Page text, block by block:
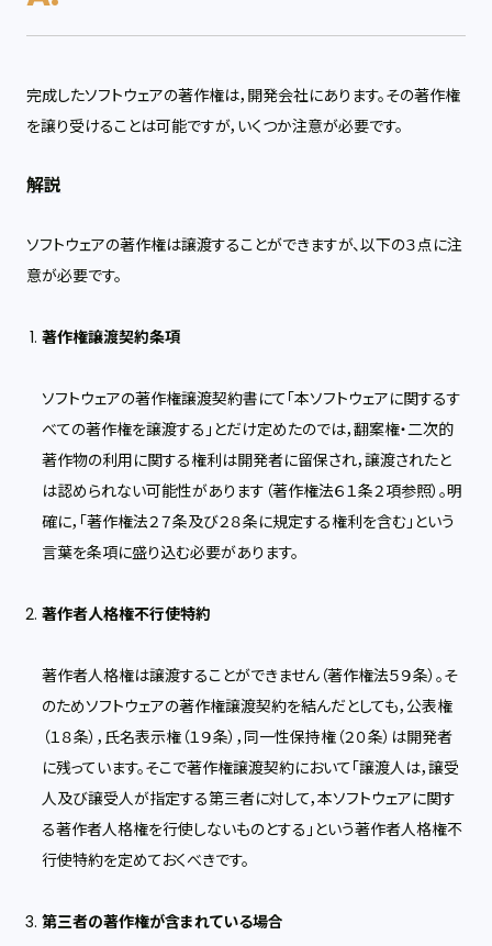
完成したソフトウェアの著作権は，開発会社にあります。その著作権
を譲り受けることは可能ですが，いくつか注意が必要です。
解説
ソフトウェアの著作権は譲渡することができますが、以下の３点に注
意が必要です。
著作権譲渡契約条項
ソフトウェアの著作権譲渡契約書にて「本ソフトウェアに関するす
べての著作権を譲渡する」とだけ定めたのでは，翻案権・二次的
著作物の利用に関する権利は開発者に留保され，譲渡されたと
は認められない可能性があります（著作権法６１条２項参照）。明
確に，「著作権法２７条及び２８条に規定する権利を含む」という
言葉を条項に盛り込む必要があります。
著作者人格権不行使特約
著作者人格権は譲渡することができません（著作権法５９条）。そ
のためソフトウェアの著作権譲渡契約を結んだとしても，公表権
（１８条），氏名表示権（１９条），同一性保持権（２０条）は開発者
に残っています。そこで著作権譲渡契約において「譲渡人は，譲受
人及び譲受人が指定する第三者に対して，本ソフトウェアに関す
る著作者人格権を行使しないものとする」という著作者人格権不
行使特約を定めておくべきです。
第三者の著作権が含まれている場合